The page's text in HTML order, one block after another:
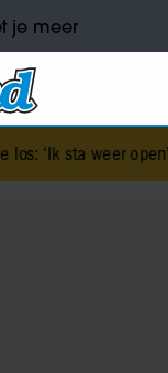
je meer
‘Ik sta weer open’•